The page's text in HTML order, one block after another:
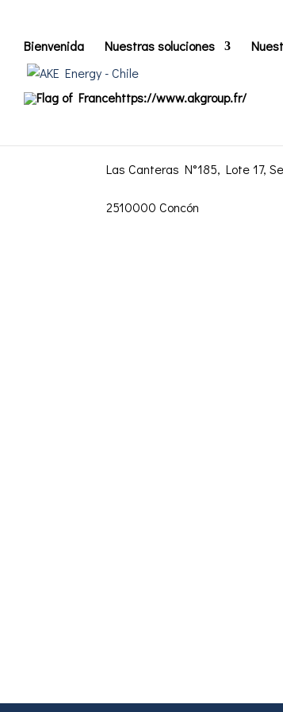
Bienvenida Nuestras soluciones
https://www.akgroup.fr/
Las Canteras N°185, Lote 17,
2510000 Concón